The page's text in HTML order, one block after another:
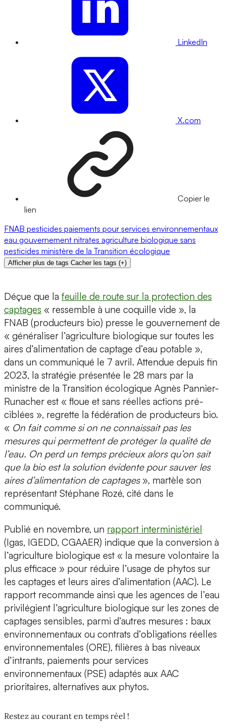
LinkedIn
X.com
Copier le
lien
FNAB pesticides paiements pour services environnementaux
eau gouvernement nitrates agriculture biologique sans
pesticides ministère de la Transition écologique
Afficher plus de tags Cacher les tags (+)
Déçue que la feuille de route sur la protection des
captages « ressemble à une coquille vide », la
FNAB (producteurs bio) presse le gouvernement de
« généraliser l’agriculture biologique sur toutes les
aires d’alimentation de captage d’eau potable »,
dans un communiqué le 7 avril. Attendue depuis fin
2023, la stratégie présentée le 28 mars par la
ministre de la Transition écologique Agnès Pannier-
Runacher est « floue et sans réelles actions pré-
ciblées », regrette la fédération de producteurs bio.
« On fait comme si on ne connaissait pas les
mesures qui permettent de protéger la qualité de
l’eau. On perd un temps précieux alors qu’on sait
que la bio est la solution évidente pour sauver les
aires d’alimentation de captages », martèle son
représentant Stéphane Rozé, cité dans le
communiqué.
Publié en novembre, un rapport interministériel
(Igas, IGEDD, CGAAER) indique que la conversion à
l’agriculture biologique est « la mesure volontaire la
plus efficace » pour réduire l’usage de phytos sur
les captages et leurs aires d’alimentation (AAC). Le
rapport recommande ainsi que les agences de l’eau
privilégient l’agriculture biologique sur les zones de
captages sensibles, parmi d’autres mesures : baux
environnementaux ou contrats d’obligations réelles
environnementales (ORE), filières à bas niveaux
d’intrants, paiements pour services
environnementaux (PSE) adaptés aux AAC
prioritaires, alternatives aux phytos.
Restez au courant en temps réel !